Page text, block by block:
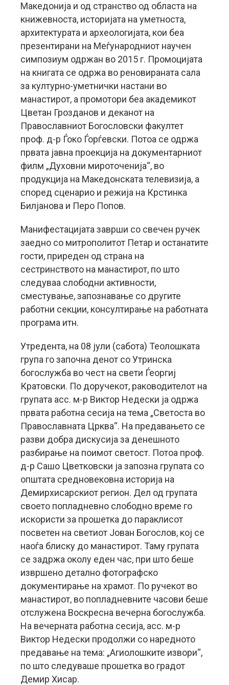
Македонија и од странство од областа на
книжевноста, историјата на уметноста,
архитектурата и археологијата, кои беа
презентирани на Меѓународниот научен
симпозиум одржан во 2015 г. Промоцијата
на книгата се одржа во реновираната сала
за културно-уметнички настани во
манастирот, а промотори беа академикот
Цветан Грозданов и деканот на
Православниот Богословски факултет
проф. д-р Ѓоко Ѓорѓевски. Потоа се одржа
првата јавна проекција на документарниот
филм „Духовни мироточенија“, во
продукција на Македонската телевизија, а
според сценарио и режија на Крстинка
Билјанова и Перо Попов.
Манифестацијата заврши со свечен ручек
заедно со митрополитот Петар и останатите
гости, приреден од страна на
сестринството на манастирот, по што
следуваа слободни активности,
сместување, запознавање со другите
работни секции, консултирање на работната
програма итн.
Утредента, на 08 јули (сабота) Теолошката
група го започна денот со Утринска
богослужба во чест на свети Ѓеоргиј
Кратовски. По доручекот, раководителот на
групата асс. м-р Виктор Недески ја одржа
првата работна сесија на тема „Светоста во
Православната Црква“. На предавањето се
разви добра дискусија за денешното
разбирање на поимот светост. Потоа проф.
д-р Сашо Цветковски ја запозна групата со
општата средновековна историја на
Демирхисарскиот регион. Дел од групата
своето попладневно слободно време го
искористи за прошетка до параклисот
посветен на светиот Јован Богослов, кој се
наоѓа блиску до манастирот. Таму групата
се задржа околу еден час, при што беше
извршено детално фотографско
документирање на храмот. По ручекот во
манастирот, во попладневните часови беше
отслужена Воскресна вечерна богослужба.
На вечерната работна сесија, асс. м-р
Виктор Недески продолжи со наредното
предавање на тема: „Агиолошките извори“,
по што следуваше прошетка во градот
Демир Хисар.